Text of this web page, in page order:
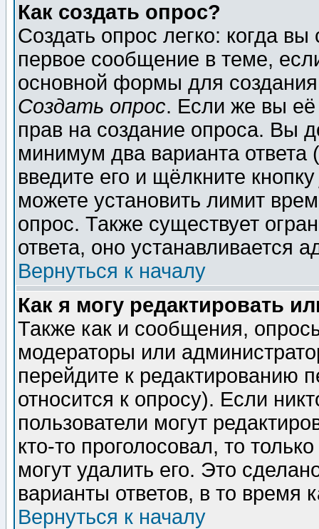
Как создать опрос?
Создать опрос легко: когда
первое сообщение в теме,
основной формы для
Создать опрос. Если же вы её
прав на создание опроса. Вы
минимум два варианта ответа
введите его и щёлкните
можете установить лимит
опрос. Также существует
ответа, оно устанавливается
Вернуться к началу
Как я могу редактировать
Также как и сообщения,
модераторы или
перейдите к редактированию
относится к опросу). Если
пользователи могут
кто-то проголосовал, то
могут удалить его. Это
варианты ответов, в то время
Вернуться к началу